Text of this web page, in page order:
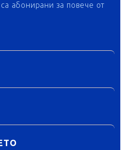
абонирани за повече от